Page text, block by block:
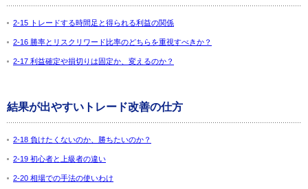
2-15 トレードする時間足と得られる利益の関係
2-16 勝率とリスクリワード比率のどちらを重視すべきか？
2-17 利益確定や損切りは固定か、変えるのか？
結果が出やすいトレード改善の仕方
2-18 負けたくないのか、勝ちたいのか？
2-19 初心者と上級者の違い
2-20 相場での手法の使いわけ